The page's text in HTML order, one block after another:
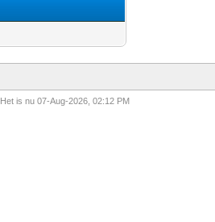
Het is nu 07-Aug-2026, 02:12 PM